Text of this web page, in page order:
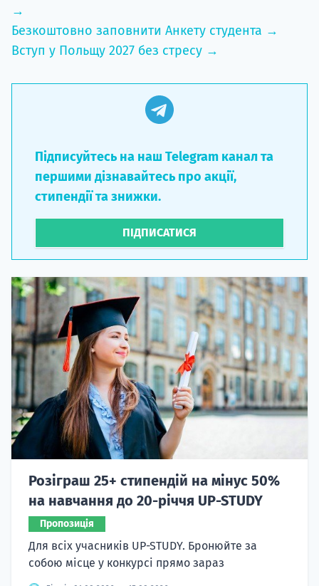
→
Безкоштовно заповнити Анкету студента →
Вступ у Польщу 2027 без стресу →
Підписуйтесь на наш Telegram канал та
першими дізнавайтесь про акції,
стипендії та знижки.
ПІДПИСАТИСЯ
Розіграш 25+ стипендій на мінус 50%
на навчання до 20-річчя UP-STUDY
Пропозиція
Для всіх учасників UP-STUDY. Бронюйте за
собою місце у конкурсі прямо зараз